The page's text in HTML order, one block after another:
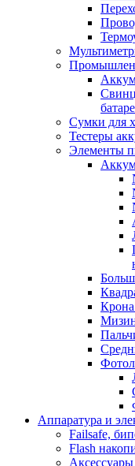
Сумки для
Тестеры
Элементы
Аппаратура и
Failsafe,
Flash
Аксессуары